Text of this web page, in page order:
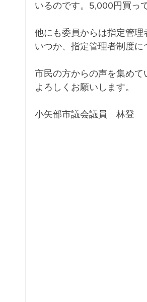
いるのです。5,000円買っ
他にも委員からは指定管理
いつか、指定管理者制度に
市民の方からの声を集めて
よろしくお願いします。
小矢部市議会議員　林登